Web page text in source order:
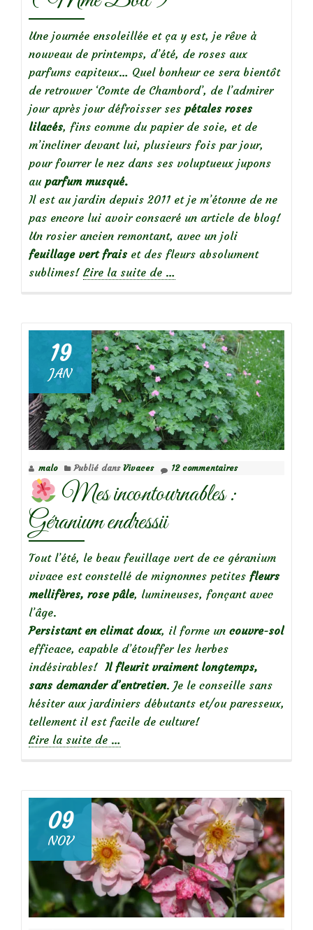
Une journée ensoleillée et ça y est, je rêve à
nouveau de printemps, d’été, de roses aux
parfums capiteux… Quel bonheur ce sera bientôt
de retrouver ‘Comte de Chambord’, de l’admirer
jour après jour défroisser ses pétales roses
lilacés, fins comme du papier de soie, et de
m’incliner devant lui, plusieurs fois par jour,
pour fourrer le nez dans ses voluptueux jupons
au parfum musqué.
Il est au jardin depuis 2011 et je m’étonne de ne
pas encore lui avoir consacré un article de blog!
Un rosier ancien remontant, avec un joli
feuillage vert frais et des fleurs absolument
sublimes! Lire la suite de à
Focus
sur
le
rosier
ancien
‘Comte
de
Chambord’
Boll’)
…
19
JAN
malo Publié dans Vivaces 12 commentaires
Mes incontournables :
Géranium endressii
Tout l’été, le beau feuillage vert de ce géranium
vivace est constellé de mignonnes petites fleurs
mellifères, rose pâle, lumineuses, fonçant avec
l’âge.
Persistant en climat doux, il forme un couvre-sol
efficace, capable d’étouffer les herbes
indésirables! Il fleurit vraiment longtemps,
sans demander d’entretien. Je le conseille sans
hésiter aux jardiniers débutants et/ou paresseux,
tellement il est facile de culture!
Lire la suite de à
Mes
incontournables
:
Géranium
endressii
…
09
NOV